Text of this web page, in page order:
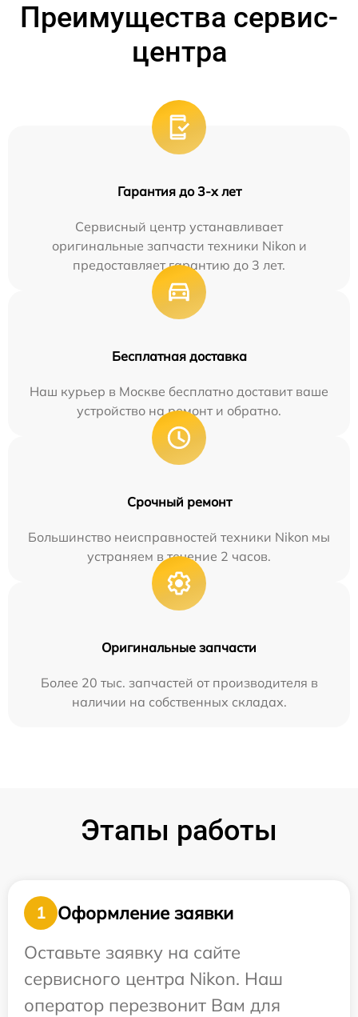
Преимущества сервис-
центра
Гарантия до 3-х лет
Сервисный центр устанавливает
оригинальные запчасти техники Nikon и
предоставляет гарантию до 3 лет.
Бесплатная доставка
Наш курьер в Москве бесплатно доставит ваше
устройство на ремонт и обратно.
Срочный ремонт
Большинство неисправностей техники Nikon мы
устраняем в течение 2 часов.
Оригинальные запчасти
Более 20 тыс. запчастей от производителя в
наличии на собственных складах.
Этапы работы
1
Оформление заявки
Оставьте заявку на сайте
сервисного центра Nikon. Наш
оператор перезвонит Вам для